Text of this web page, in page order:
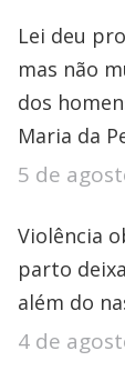
Lei deu
mas não
dos
Maria da
5 de
Violência
parto
além do
4 de